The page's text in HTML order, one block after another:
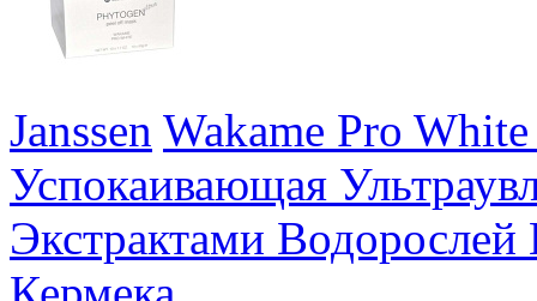
Janssen Wakame Pro
Успокаивающая
Экстрактами